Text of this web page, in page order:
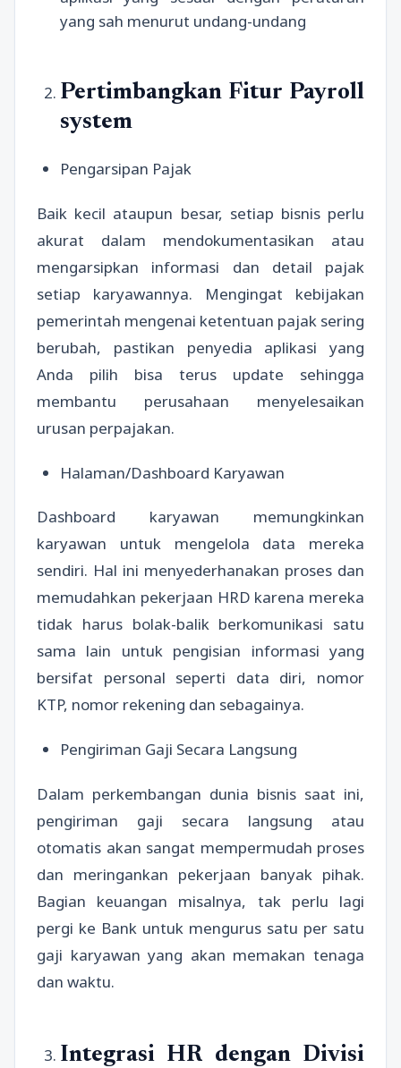
yang sah menurut undang-undang
Pertimbangkan Fitur Payroll
system
Pengarsipan Pajak
Baik kecil ataupun besar, setiap bisnis perlu
akurat dalam mendokumentasikan atau
mengarsipkan informasi dan detail pajak
setiap karyawannya. Mengingat kebijakan
pemerintah mengenai ketentuan pajak sering
berubah, pastikan penyedia aplikasi yang
Anda pilih bisa terus update sehingga
membantu perusahaan menyelesaikan
urusan perpajakan.
Halaman/Dashboard Karyawan
Dashboard karyawan memungkinkan
karyawan untuk mengelola data mereka
sendiri. Hal ini menyederhanakan proses dan
memudahkan pekerjaan HRD karena mereka
tidak harus bolak-balik berkomunikasi satu
sama lain untuk pengisian informasi yang
bersifat personal seperti data diri, nomor
KTP, nomor rekening dan sebagainya.
Pengiriman Gaji Secara Langsung
Dalam perkembangan dunia bisnis saat ini,
pengiriman gaji secara langsung atau
otomatis akan sangat mempermudah proses
dan meringankan pekerjaan banyak pihak.
Bagian keuangan misalnya, tak perlu lagi
pergi ke Bank untuk mengurus satu per satu
gaji karyawan yang akan memakan tenaga
dan waktu.
Integrasi HR dengan Divisi